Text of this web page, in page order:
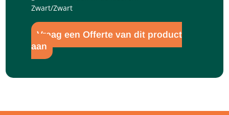
Zwart/Zwart
Vraag een Offerte van dit product
aan